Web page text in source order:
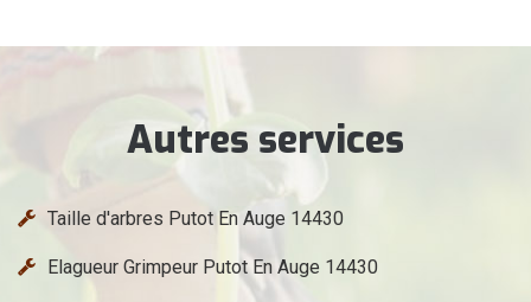
Autres services
Taille d'arbres Putot En Auge 14430
Elagueur Grimpeur Putot En Auge 14430